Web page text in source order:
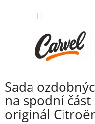
Sada
na spodní
originál